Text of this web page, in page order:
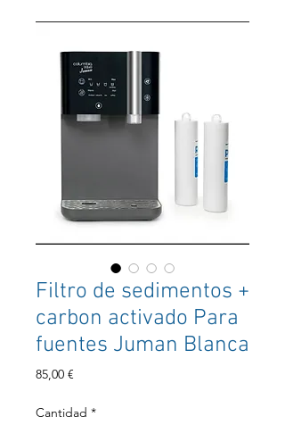
Filtro de sedimentos +
carbon activado Para
fuentes Juman Blanca
85,00 €
Cantidad *